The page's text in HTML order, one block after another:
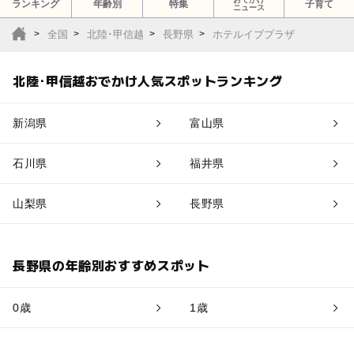
ランキング 年齢別 特集
ニュース
子育て
全国 北陸･甲信越 長野県 ホテルイブプラザ
北陸･甲信越おでかけ人気スポットランキング
新潟県 富山県
石川県 福井県
山梨県 長野県
長野県の年齢別おすすめスポット
0歳 1歳